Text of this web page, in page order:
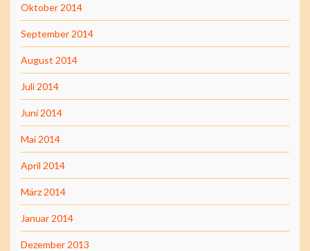
Oktober 2014
September 2014
August 2014
Juli 2014
Juni 2014
Mai 2014
April 2014
März 2014
Januar 2014
Dezember 2013